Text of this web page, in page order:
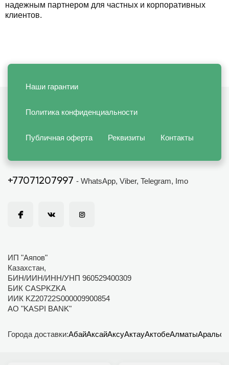
надежным партнером для частных и корпоративных
клиентов.
Наши гарантии
Политика конфиденциальности
Публичная оферта Реквизиты Контакты
+77071207997 - WhatsApp, Viber, Telegram, Imo
ИП "Аяпов"
Казахстан,
БИН/ИИН/ИНН/УНП 960529400309
БИК CASPKZKA
ИИК KZ20722S000009900854
АО "KASPI BANK"
Города доставки:АбайАксайАксуАктауАктобеАлматыАральск